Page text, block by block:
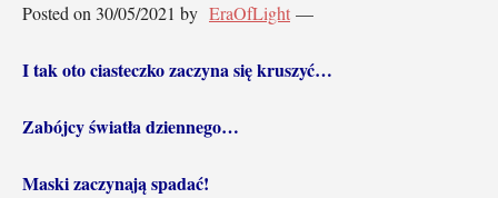
Posted on 30/05/2021 by EraOfLight —
I tak oto ciasteczko zaczyna się kruszyć…
Zabójcy światła dziennego…
Maski zaczynają spadać!